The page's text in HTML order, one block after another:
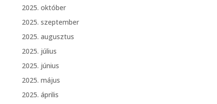
2025. október
2025. szeptember
2025. augusztus
2025. július
2025. június
2025. május
2025. április